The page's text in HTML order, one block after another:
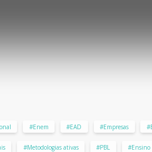
#Enem #EAD #Empresas
#Metodologias ativas #PBL